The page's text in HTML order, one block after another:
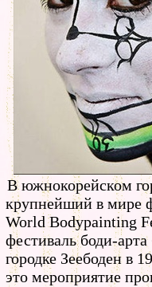
В южнокорейском
крупнейший в мире
World Bodypainting
фестиваль боди-
городке Зеебоден в
это мероприятие